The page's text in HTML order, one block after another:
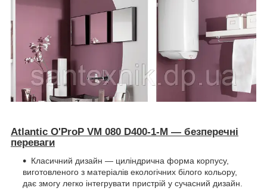
Atlantic O'ProP VM 080 D400-1-M — безперечні
переваги
Класичний дизайн — циліндрична форма корпусу,
виготовленого з матеріалів екологічних білого кольору,
дає змогу легко інтегрувати пристрій у сучасний дизайн.